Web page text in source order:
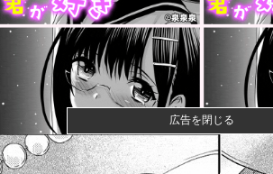
広告を閉じる